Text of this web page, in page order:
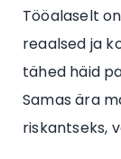
Tööalaselt
reaalsed ja
tähed häid
Samas ära
riskantseks,